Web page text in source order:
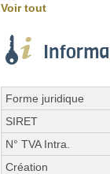
Voir tout
Forme juridique
SIRET
N° TVA Intra.
Création